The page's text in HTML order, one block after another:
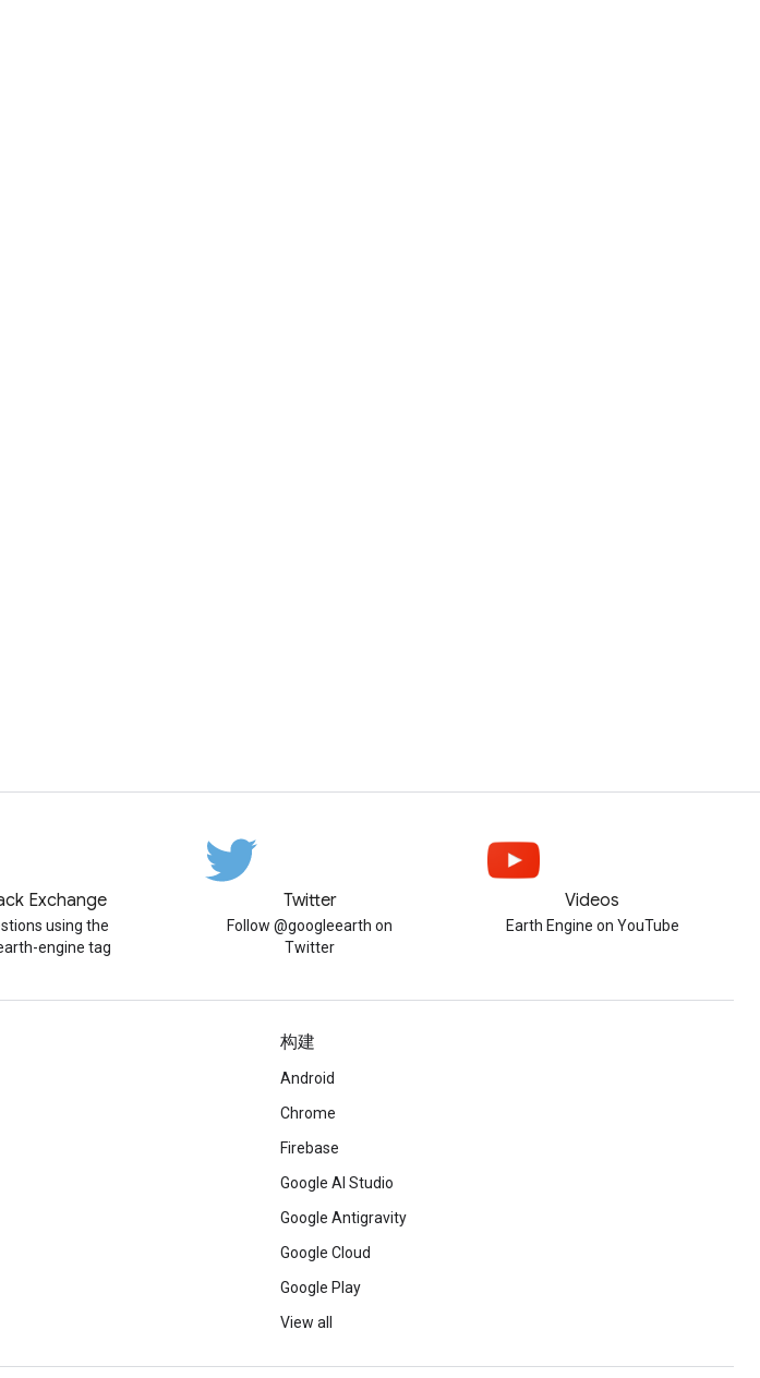
Exchange
using the
engine tag
Twitter
Follow @googleearth on
Twitter
Videos
Earth Engine on YouTube
构建
Android
Chrome
Firebase
Google AI Studio
Google Antigravity
Google Cloud
Google Play
View all